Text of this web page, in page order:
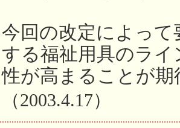
今回の改定によっ
する福祉用具のラ
性が高まることが期
（2003.4.17）